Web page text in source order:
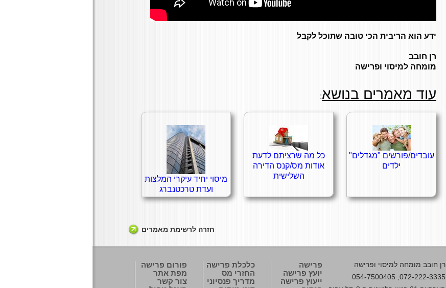
ידע הוא הריבית הכי טובה שתוכל לקבל
רן חובב
מומחה למיסוי ופרישה
עוד מאמרים בנושא:
עובדים/פורשים "מגדלים"
ילדים
כל מה שרציתם לדעת
אודות מס/קנס הדירה
השלישית
מיסוי יחיד עיקרי המלצות
ועדת טרכטנברג
חזרה לרשימת מאמרים
רן חובב מומחה למיסוי ופרישה
072-222-3335, 054-7500405
פרישה
יועץ פרישה
ייעוץ פרישה
כלכלת פרישה
החזרי מס
מדריך פנסיוני
פורום פרישה
מפת אתר
צור קשר